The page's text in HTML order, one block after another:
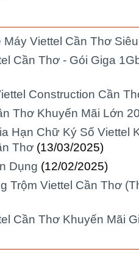
Viettel Cần Thơ
Cần Thơ - Gói Giga
Construction Cần
Thơ Khuyến Mãi Lớn
Hạn Chữ Ký Số Viettel
Thơ (13/03/2025)
Dụng (12/02/2025)
Trộm Viettel Cần Thơ
Cần Thơ Khuyến Mãi